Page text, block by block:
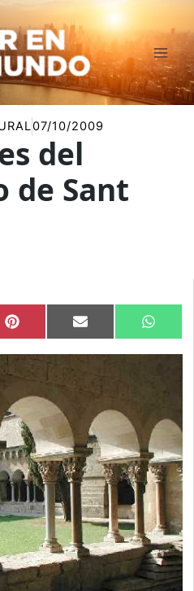
07/10/2009
del
de Sant
Compartir
en
Pinterest Compartir
en
Email
en